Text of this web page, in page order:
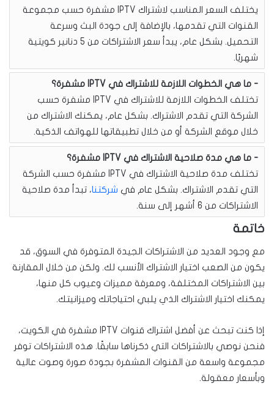
يختلف السعر المناسب لاشتراك IPTV مشفرة حسب مجموعة
القنوات التي تقدمها، بالإضافة إلى جودة البث وسرعة
التحميل. بشكل عام، يبدأ سعر الاشتراكات من 5 دنانير كويتية
شهريًا.
ما هي الخطوات اللازمة للاشتراك في IPTV مشفرة؟
تختلف الخطوات اللازمة للاشتراك في IPTV مشفرة حسب
الشركة التي تقدم الاشتراك. بشكل عام، يمكنك الاشتراك من
خلال موقع الشركة أو من خلال تطبيقاتها للهواتف الذكية.
ما هي مدة صلاحية الاشتراك في IPTV مشفرة؟
تختلف مدة صلاحية الاشتراك في IPTV مشفرة حسب الشركة
التي تقدم الاشتراك. بشكل عام في شركتنا، تبدأ مدة صلاحية
الاشتراكات من 6 أشهر إلى سنة.
خاتمة
مع وجود العديد من الاشتراكات الجيدة المتوفرة في السوق، قد
يكون من الصعب اختيار الاشتراك الأنسب لك. ولكن من خلال المقارنة
بين الاشتراكات المختلفة، ومعرفة مميزات وعيوب كل منها،
يمكنك اختيار الاشتراك الذي يلبي احتياجاتك وميزانيتك.
إذا كنت تبحث عن أفضل اشتراك قنوات IPTV مشفرة في الكويت،
فنحن نوصي بالاشتراكات التي ذكرناها سابقًا. هذه الاشتراكات توفر
مجموعة واسعة من القنوات المشفرة بجودة صورة وصوت عالية
وبأسعار معقولة.